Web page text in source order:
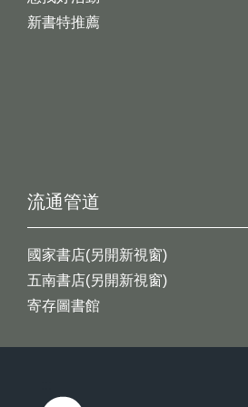
新書特推薦
流通管道
國家書店(另開新視窗)
五南書店(另開新視窗)
寄存圖書館